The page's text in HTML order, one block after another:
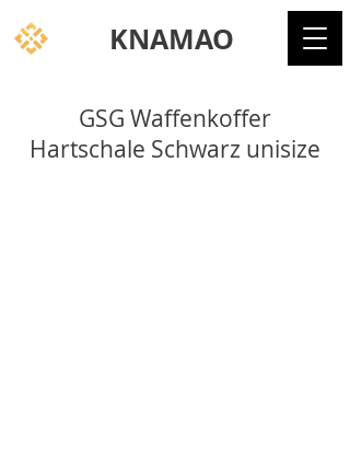
KNAMAO
GSG Waffenkoffer
Hartschale Schwarz unisize